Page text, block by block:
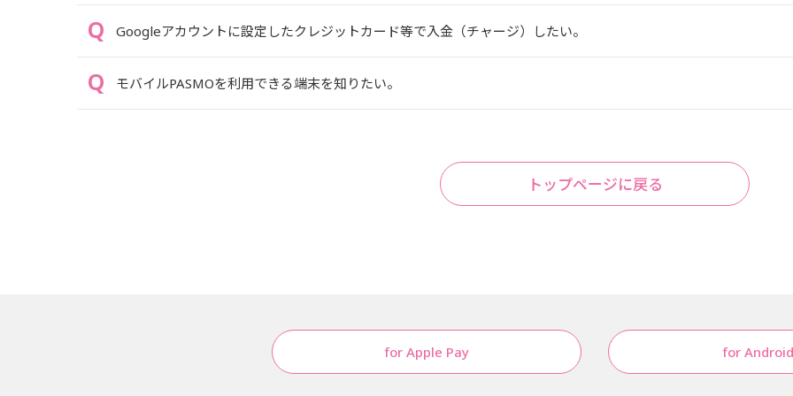
Googleアカウントに設定したクレジットカード等で入金（チャージ）したい。
モバイルPASMOを利用できる端末を知りたい。
トップページに戻る
for Apple Pay for